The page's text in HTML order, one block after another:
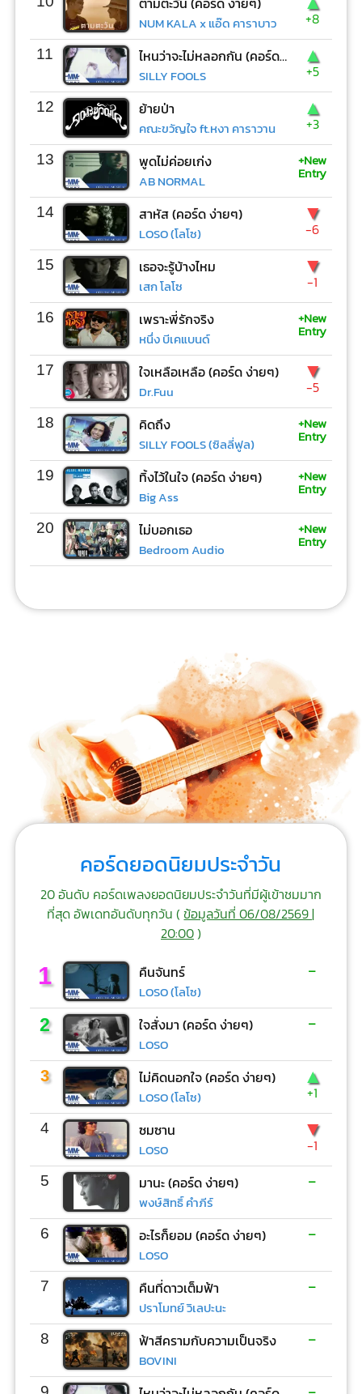
NUM KALA x แอ๊ด คาราบาว +8
11 ไหนว่าจะไม่หลอกกัน (คอร์ด ง่ายๆ)
SILLY FOOLS
▲
+5
12 ย้ายป่า
คณะขวัญใจ ft.หงา คาราวาน
▲
+3
13 พูดไม่ค่อยเก่ง
AB NORMAL
+New
Entry
14 สาหัส (คอร์ด ง่ายๆ)
LOSO (โลโซ)
▼
-6
15 เธอจะรู้บ้างไหม
เสก โลโซ
▼
-1
16 เพราะพี่รักจริง
หนึ่ง บีเคแบนด์
+New
Entry
17 ใจเหลือเหลือ (คอร์ด ง่ายๆ)
Dr.Fuu
▼
-5
18 คิดถึง
SILLY FOOLS (ซิลลี่ฟูล)
+New
Entry
19 ทิ้งไว้ในใจ (คอร์ด ง่ายๆ)
Big Ass
+New
Entry
20 ไม่บอกเธอ
Bedroom Audio
+New
Entry
คอร์ดยอดนิยมประจำวัน
20 อันดับ คอร์ดเพลงยอดนิยมประจำวันที่มีผู้เข้าชมมาก
ที่สุด อัพเดทอันดับทุกวัน (ข้อมูลวันที่ 06/08/2569 |
20:00)
1 คืนจันทร์
LOSO (โลโซ)
-
2 ใจสั่งมา (คอร์ด ง่ายๆ)
LOSO
-
3 ไม่คิดนอกใจ (คอร์ด ง่ายๆ)
LOSO (โลโซ)
▲
+1
4 ซมซาน
LOSO
▼
-1
5 มานะ (คอร์ด ง่ายๆ)
พงษ์สิทธิ์ คำภีร์
-
6 อะไรก็ยอม (คอร์ด ง่ายๆ)
LOSO
-
7 คืนที่ดาวเต็มฟ้า
ปราโมทย์ วิเลปะนะ
-
8 ฟ้าสีครามกับความเป็นจริง
BOVINI
-